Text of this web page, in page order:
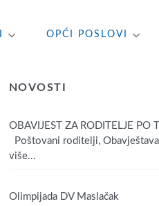
OPĆI POSLOVI
NOVOSTI
OBAVIJEST ZA RODITELJE PO
Poštovani roditelji,
više...
Olimpijada DV Maslačak